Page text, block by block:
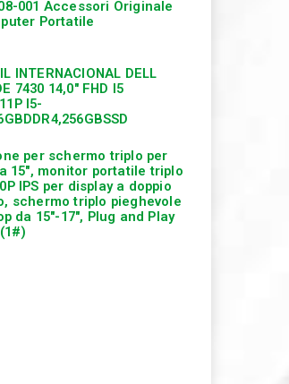
001 Accessori Originale
Portatile
INTERNACIONAL DELL
7430 14,0″ FHD I5
I5-
per schermo triplo per
15″, monitor portatile triplo
IPS per display a doppio
schermo triplo pieghevole
da 15″-17″, Plug and Play